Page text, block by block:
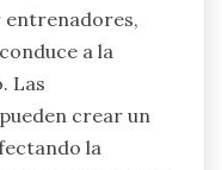
entrenadores,
a la
Las
crear un
la